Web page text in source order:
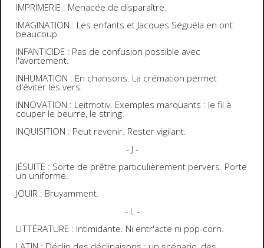
IMPRIMERIE : Menacée de disparaître.
IMAGINATION : Les enfants et Jacques Séguéla en ont
beaucoup.
INFANTICIDE : Pas de confusion possible avec
l'avortement.
INHUMATION : En chansons. La crémation permet
d'éviter les vers.
INNOVATION : Leitmotiv. Exemples marquants : le fil à
couper le beurre, le string.
INQUISITION : Peut revenir. Rester vigilant.
- J -
JÉSUITE : Sorte de prêtre particulièrement pervers. Porte
un uniforme.
JOUIR : Bruyamment.
- L -
LITTÉRATURE : Intimidante. Ni entr'acte ni pop-corn.